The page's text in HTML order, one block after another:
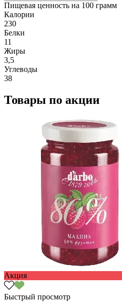
Пищевая ценность на 100 грамм
Калории
230
Белки
11
Жиры
3,5
Углеводы
38
Товары по акции
Акция
Быстрый просмотр